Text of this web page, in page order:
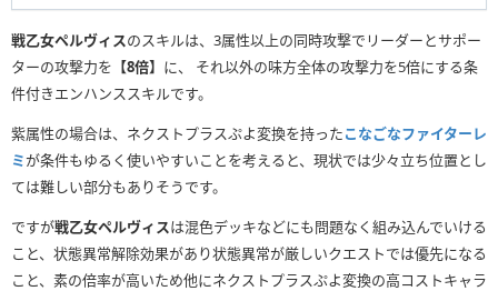
戦乙女ペルヴィスのスキルは、3属性以上の同時攻撃でリーダーとサポー
ターの攻撃力を 【8倍】 に、 それ以外の味方全体の攻撃力を5倍にする条
件付きエンハンススキルです。
紫属性の場合は、ネクストプラスぷよ変換を持ったこなごなファイターレ
ミが条件もゆるく使いやすいことを考えると、現状では少々立ち位置とし
ては難しい部分もありそうです。
ですが戦乙女ペルヴィスは混色デッキなどにも問題なく組み込んでいける
こと、状態異常解除効果があり状態異常が厳しいクエストでは優先になる
こと、素の倍率が高いため他にネクストプラスぷよ変換の高コストキャラ